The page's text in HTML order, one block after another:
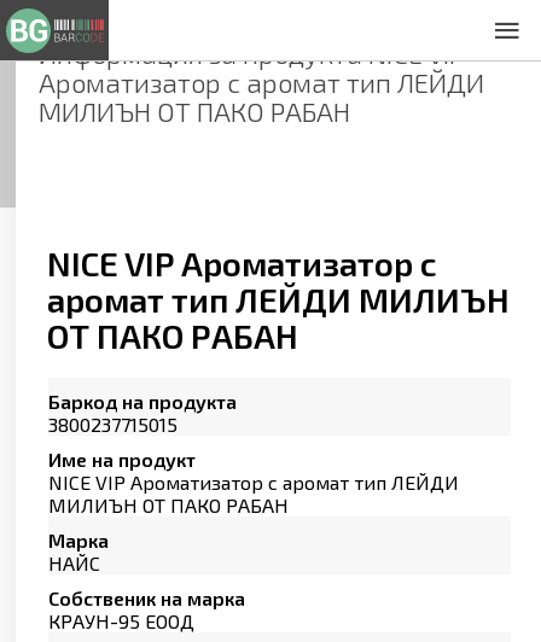
Информация за продуктаNICE VIP
Ароматизатор с аромат тип ЛЕЙДИ
МИЛИЪН ОТ ПАКО РАБАН
NICE VIP Ароматизатор с
аромат тип ЛЕЙДИ МИЛИЪН
ОТ ПАКО РАБАН
Баркод на продукта
3800237715015
Име на продукт
NICE VIP Ароматизатор с аромат тип ЛЕЙДИ
МИЛИЪН ОТ ПАКО РАБАН
Марка
НАЙС
Собственик на марка
КРАУН-95 ЕООД
Общи условия
Декларация за проверителност